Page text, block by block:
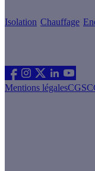
Isolation Chauffage
Mentions légalesCGS